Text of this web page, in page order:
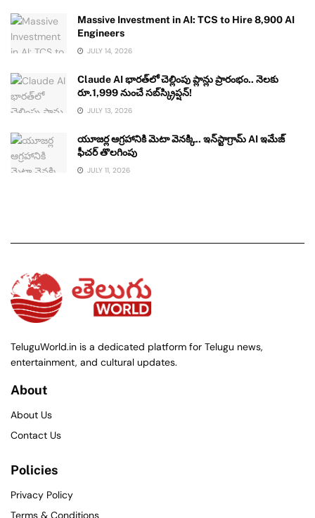
Massive Investment in AI: TCS to Hire 8,900 AI
Engineers
JULY 14, 2026
Claude AI భారత్‌లో చెల్లింపు ప్లాన్లు ప్రారంభం.. నెలకు
రూ.1,999 నుంచే సబ్‌స్క్రిప్షన్!
JULY 13, 2026
యూజర్ల ఆగ్రహానికి మెటా వెనక్కి.. ఇన్‌స్టాగ్రామ్ AI ఇమేజ్
ఫీచర్ తొలగింపు
JULY 11, 2026
TeluguWorld.in is a dedicated platform for Telugu news,
entertainment, and cultural updates.
About
About Us
Contact Us
Policies
Privacy Policy
Terms & Conditions